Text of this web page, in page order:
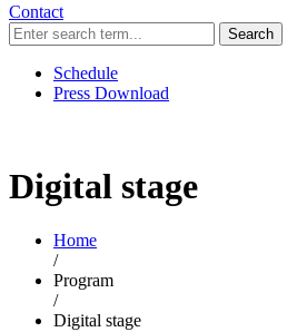
Contact
Search
Schedule
Press Download
Digital stage
Home
/
Program
/
Digital stage